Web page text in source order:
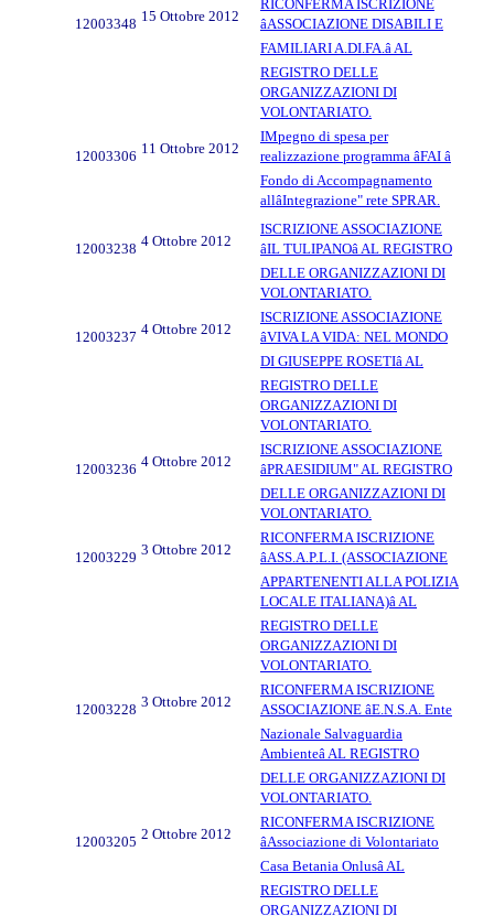
12003348 15 Ottobre 2012
RICONFERMA ISCRIZIONE
âASSOCIAZIONE DISABILI E
FAMILIARI A.DI.FA.â AL
REGISTRO DELLE
ORGANIZZAZIONI DI
VOLONTARIATO.
12003306 11 Ottobre 2012
IMpegno di spesa per
realizzazione programma âFAI â
Fondo di Accompagnamento
allâIntegrazione" rete SPRAR.
12003238 4 Ottobre 2012
ISCRIZIONE ASSOCIAZIONE
âIL TULIPANOâ AL REGISTRO
DELLE ORGANIZZAZIONI DI
VOLONTARIATO.
12003237 4 Ottobre 2012
ISCRIZIONE ASSOCIAZIONE
âVIVA LA VIDA: NEL MONDO
DI GIUSEPPE ROSETIâ AL
REGISTRO DELLE
ORGANIZZAZIONI DI
VOLONTARIATO.
12003236 4 Ottobre 2012
ISCRIZIONE ASSOCIAZIONE
âPRAESIDIUM" AL REGISTRO
DELLE ORGANIZZAZIONI DI
VOLONTARIATO.
12003229 3 Ottobre 2012
RICONFERMA ISCRIZIONE
âASS.A.P.L.I. (ASSOCIAZIONE
APPARTENENTI ALLA POLIZIA
LOCALE ITALIANA)â AL
REGISTRO DELLE
ORGANIZZAZIONI DI
VOLONTARIATO.
12003228 3 Ottobre 2012
RICONFERMA ISCRIZIONE
ASSOCIAZIONE âE.N.S.A. Ente
Nazionale Salvaguardia
Ambienteâ AL REGISTRO
DELLE ORGANIZZAZIONI DI
VOLONTARIATO.
12003205 2 Ottobre 2012
RICONFERMA ISCRIZIONE
âAssociazione di Volontariato
Casa Betania Onlusâ AL
REGISTRO DELLE
ORGANIZZAZIONI DI